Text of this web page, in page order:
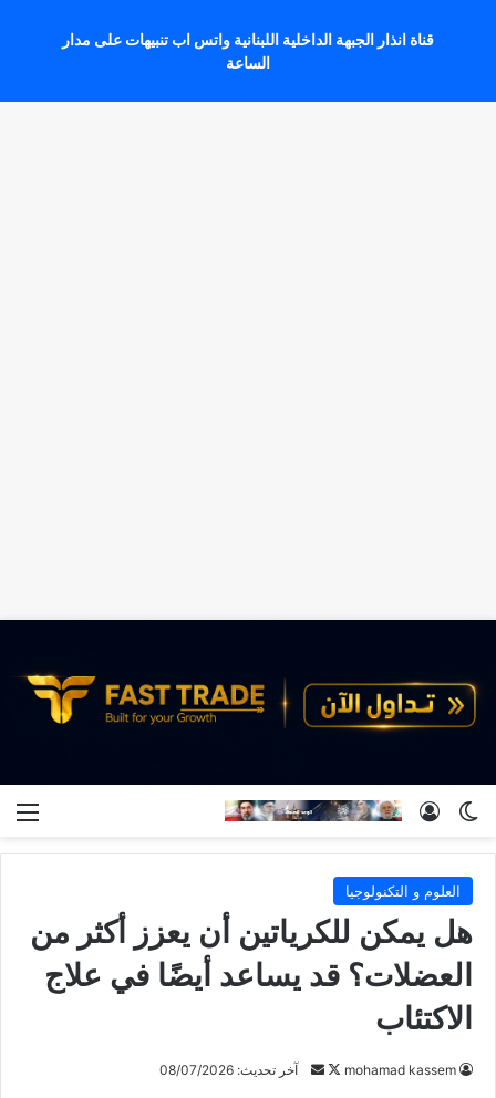
قناة انذار الجبهة الداخلية اللبنانية واتس اب تنبيهات على مدار
الساعة
الوضع المظلم
تسجيل الدخول
العلوم و التكنولوجيا
هل يمكن للكرياتين أن يعزز أكثر من
العضلات؟ قد يساعد أيضًا في علاج
الاكتئاب
mohamad kassem
ت
آخر تحديث: 08/07/2026